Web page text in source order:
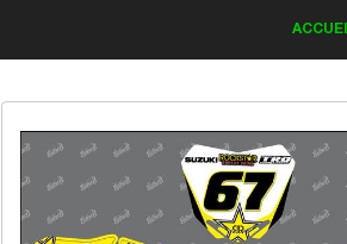
KIT DECO KAWASAKI